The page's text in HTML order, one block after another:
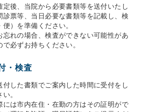
定後、当院から必要書類等を送付いたし
診票等、当日必要な書類等を記載し、検
）を準備ください。
忘れの場合、検査ができない可能性があ
で必ずお持ちください。
・検査
付した書類でご案内した時間に受付をし
。
には市内在住・在勤の方はその証明がで